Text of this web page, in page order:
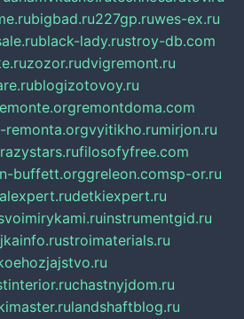
bigbad.ru227gp.ruwes-ex.ru
black-lady.rustroy-db.com
zozor.rudvigremont.ru
blogizotovoy.ru
remontdoma.com
remonta.orgvyitikho.rumirjon.ru
filosofyfree.com
buffett.orggreleon.comsp-or.ru
detkiexpert.ru
instrumentgid.ru
stroimaterials.ru
chastnyjdom.ru
landshaftblog.ru